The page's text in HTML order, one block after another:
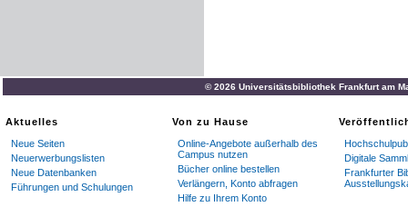
© 2026 Universitätsbibliothek Frankfurt am
Aktuelles
Neue Seiten
Neuerwerbungslisten
Neue Datenbanken
Führungen und Schulungen
Von zu Hause
Online-Angebote außerhalb des
Campus nutzen
Bücher online bestellen
Verlängern, Konto abfragen
Hilfe zu Ihrem Konto
Digitale
Frankfurter